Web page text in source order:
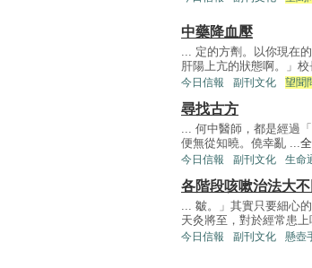
中藥降血壓
... 定的方劑。以你現在的
肝陽上亢的狀態啊。」
今日信報 副刊文化 望聞
尋找古方
... 何中醫師，都是經過「
便無從知曉。僥幸亂 ...
今日信報 副刊文化 生命
各階段咳嗽治法大不
... 皺。」其實只要細心的
天灸將至，對於經常患
今日信報 副刊文化 懸壺